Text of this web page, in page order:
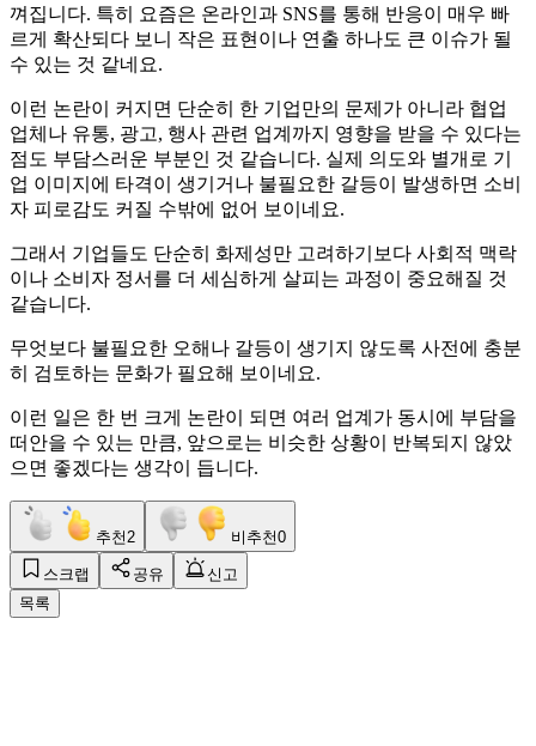
껴집니다. 특히 요즘은 온라인과 SNS를 통해 반응이 매우 빠
르게 확산되다 보니 작은 표현이나 연출 하나도 큰 이슈가 될
수 있는 것 같네요.
이런 논란이 커지면 단순히 한 기업만의 문제가 아니라 협업
업체나 유통, 광고, 행사 관련 업계까지 영향을 받을 수 있다는
점도 부담스러운 부분인 것 같습니다. 실제 의도와 별개로 기
업 이미지에 타격이 생기거나 불필요한 갈등이 발생하면 소비
자 피로감도 커질 수밖에 없어 보이네요.
그래서 기업들도 단순히 화제성만 고려하기보다 사회적 맥락
이나 소비자 정서를 더 세심하게 살피는 과정이 중요해질 것
같습니다.
무엇보다 불필요한 오해나 갈등이 생기지 않도록 사전에 충분
히 검토하는 문화가 필요해 보이네요.
이런 일은 한 번 크게 논란이 되면 여러 업계가 동시에 부담을
떠안을 수 있는 만큼, 앞으로는 비슷한 상황이 반복되지 않았
으면 좋겠다는 생각이 듭니다.
추천 2 비추천0
스크랩 공유
신고
목록